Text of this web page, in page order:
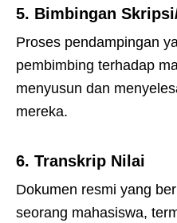
5. Bimbingan
Proses pendampingan
pembimbing terhadap
menyusun dan
mereka.
6. Transkrip Nilai
Dokumen resmi yang
seorang mahasiswa,